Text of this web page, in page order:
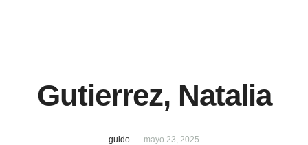
Gutierrez, Natalia
guido mayo 23, 2025